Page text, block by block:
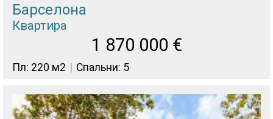
Барселона
Квартира
1 870 000 €
Пл: 220 м2 Спальни: 5